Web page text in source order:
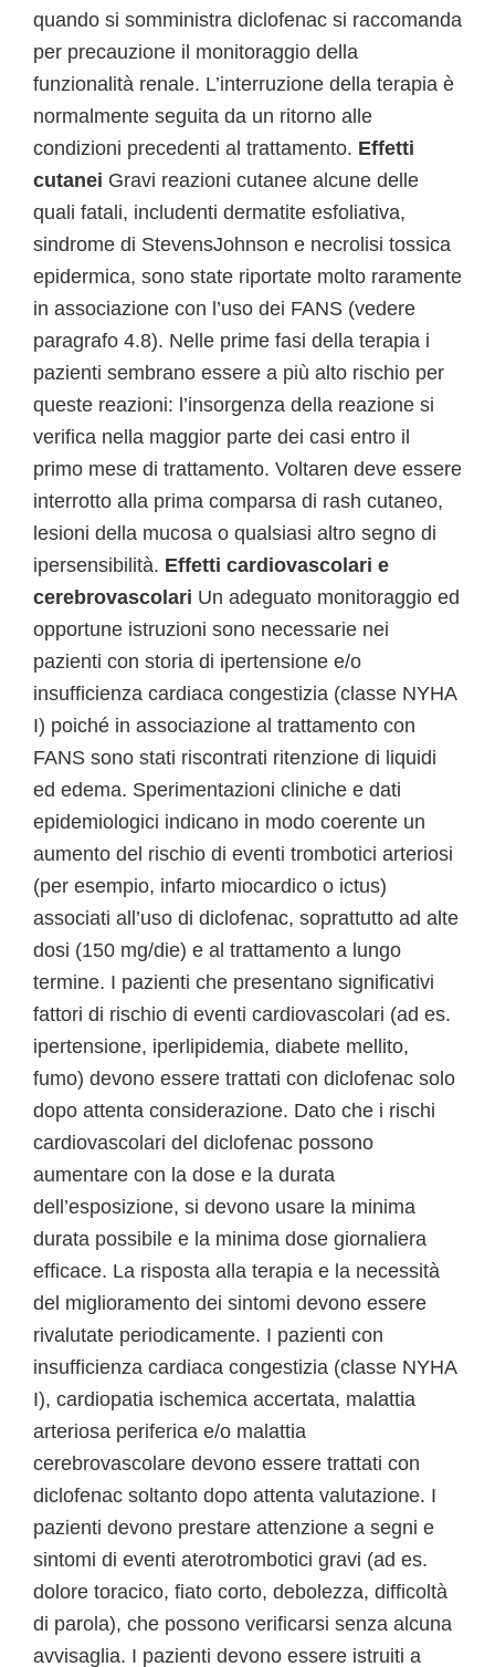
quando si somministra diclofenac si raccomanda
per precauzione il monitoraggio della
funzionalità renale. L’interruzione della terapia è
normalmente seguita da un ritorno alle
condizioni precedenti al trattamento. Effetti
cutanei Gravi reazioni cutanee alcune delle
quali fatali, includenti dermatite esfoliativa,
sindrome di StevensJohnson e necrolisi tossica
epidermica, sono state riportate molto raramente
in associazione con l’uso dei FANS (vedere
paragrafo 4.8). Nelle prime fasi della terapia i
pazienti sembrano essere a più alto rischio per
queste reazioni: l’insorgenza della reazione si
verifica nella maggior parte dei casi entro il
primo mese di trattamento. Voltaren deve essere
interrotto alla prima comparsa di rash cutaneo,
lesioni della mucosa o qualsiasi altro segno di
ipersensibilità. Effetti cardiovascolari e
cerebrovascolari Un adeguato monitoraggio ed
opportune istruzioni sono necessarie nei
pazienti con storia di ipertensione e/o
insufficienza cardiaca congestizia (classe NYHA
I) poiché in associazione al trattamento con
FANS sono stati riscontrati ritenzione di liquidi
ed edema. Sperimentazioni cliniche e dati
epidemiologici indicano in modo coerente un
aumento del rischio di eventi trombotici arteriosi
(per esempio, infarto miocardico o ictus)
associati all’uso di diclofenac, soprattutto ad alte
dosi (150 mg/die) e al trattamento a lungo
termine. I pazienti che presentano significativi
fattori di rischio di eventi cardiovascolari (ad es.
ipertensione, iperlipidemia, diabete mellito,
fumo) devono essere trattati con diclofenac solo
dopo attenta considerazione. Dato che i rischi
cardiovascolari del diclofenac possono
aumentare con la dose e la durata
dell’esposizione, si devono usare la minima
durata possibile e la minima dose giornaliera
efficace. La risposta alla terapia e la necessità
del miglioramento dei sintomi devono essere
rivalutate periodicamente. I pazienti con
insufficienza cardiaca congestizia (classe NYHA
I), cardiopatia ischemica accertata, malattia
arteriosa periferica e/o malattia
cerebrovascolare devono essere trattati con
diclofenac soltanto dopo attenta valutazione. I
pazienti devono prestare attenzione a segni e
sintomi di eventi aterotrombotici gravi (ad es.
dolore toracico, fiato corto, debolezza, difficoltà
di parola), che possono verificarsi senza alcuna
avvisaglia. I pazienti devono essere istruiti a